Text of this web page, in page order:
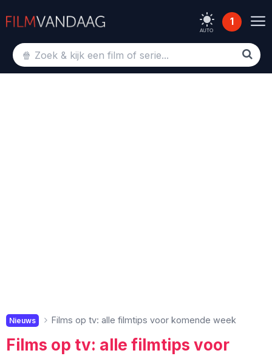
AUTO
1
Nieuws Films op tv: alle filmtips voor komende week
Films op tv: alle filmtips voor